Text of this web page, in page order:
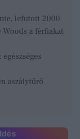
lefutott 2000
a férfiakat
aszálytűrő